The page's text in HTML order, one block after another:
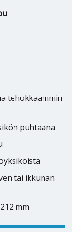
tehokkaammin
puhtaana
tai ikkunan
mm